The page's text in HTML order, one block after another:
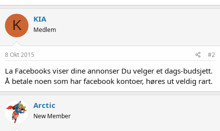
K KIA
Medlem
8 Okt 2015 #2
La Facebooks viser dine annonser Du velger et dags-budsjett.
Å betale noen som har facebook kontoer, høres ut veldig rart.
Arctic
New Member